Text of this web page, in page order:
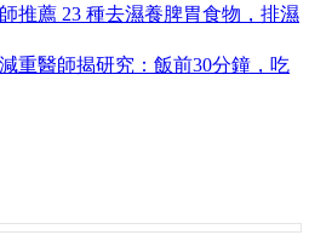
推薦 23 種去濕養脾胃食物，排濕
重醫師揭研究：飯前30分鐘，吃